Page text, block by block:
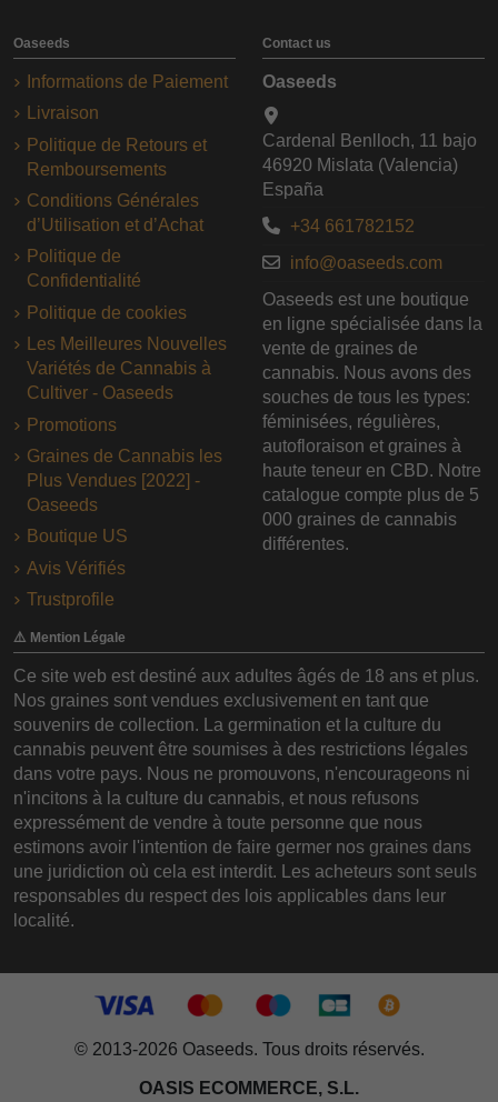
Oaseeds
Informations de Paiement
Livraison
Politique de Retours et
Remboursements
Conditions Générales
d’Utilisation et d’Achat
Politique de
Confidentialité
Politique de cookies
Les Meilleures Nouvelles
Variétés de Cannabis à
Cultiver - Oaseeds
Promotions
Graines de Cannabis les
Plus Vendues [2022] -
Oaseeds
Boutique US
Avis Vérifiés
Trustprofile
Contact us
Oaseeds
Cardenal Benlloch, 11 bajo
46920 Mislata (Valencia)
España
+34 661782152
info@oaseeds.com
Oaseeds est une boutique
en ligne spécialisée dans la
vente de graines de
cannabis. Nous avons des
souches de tous les types:
féminisées, régulières,
autofloraison et graines à
haute teneur en CBD. Notre
catalogue compte plus de 5
000 graines de cannabis
différentes.
⚠️ Mention Légale
Ce site web est destiné aux adultes âgés de 18 ans et plus.
Nos graines sont vendues exclusivement en tant que
souvenirs de collection. La germination et la culture du
cannabis peuvent être soumises à des restrictions légales
dans votre pays. Nous ne promouvons, n'encourageons ni
n'incitons à la culture du cannabis, et nous refusons
expressément de vendre à toute personne que nous
estimons avoir l'intention de faire germer nos graines dans
une juridiction où cela est interdit. Les acheteurs sont seuls
responsables du respect des lois applicables dans leur
localité.
© 2013-2026 Oaseeds. Tous droits réservés.
OASIS ECOMMERCE, S.L.